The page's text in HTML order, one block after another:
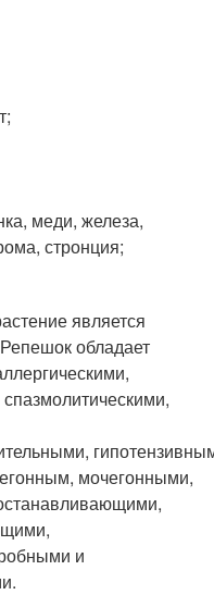
меди, железа,
стронция;
является
обладает
мочегонными,
и